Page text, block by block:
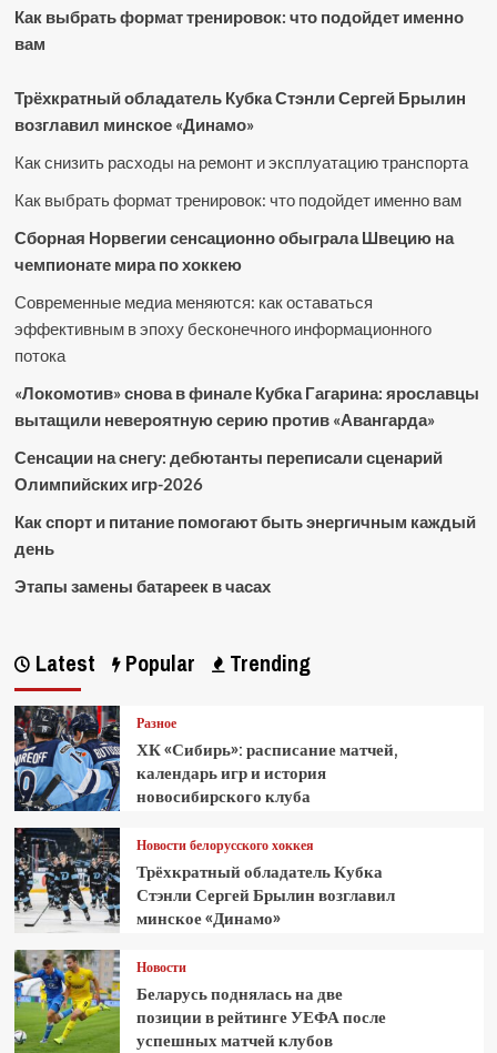
Как выбрать формат тренировок: что подойдет именно
вам
Трёхкратный обладатель Кубка Стэнли Сергей Брылин
возглавил минское «Динамо»
Как снизить расходы на ремонт и эксплуатацию транспорта
Как выбрать формат тренировок: что подойдет именно вам
Сборная Норвегии сенсационно обыграла Швецию на
чемпионате мира по хоккею
Современные медиа меняются: как оставаться
эффективным в эпоху бесконечного информационного
потока
«Локомотив» снова в финале Кубка Гагарина: ярославцы
вытащили невероятную серию против «Авангарда»
Сенсации на снегу: дебютанты переписали сценарий
Олимпийских игр-2026
Как спорт и питание помогают быть энергичным каждый
день
Этапы замены батареек в часах
Latest Popular Trending
Разное
ХК «Сибирь»: расписание матчей,
календарь игр и история
новосибирского клуба
Новости белорусского хоккея
Трёхкратный обладатель Кубка
Стэнли Сергей Брылин возглавил
минское «Динамо»
Новости
Беларусь поднялась на две
позиции в рейтинге УЕФА после
успешных матчей клубов